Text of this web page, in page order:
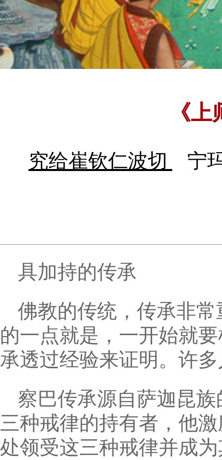
《
究给崔钦仁波切 宁
具加持的传承
佛教的传统，传承非
的一点就是，一开始就
承透过经验来证明。许
察巴传承源自萨迦昆
三种戒律的持有者，他
处领受这三种戒律并成